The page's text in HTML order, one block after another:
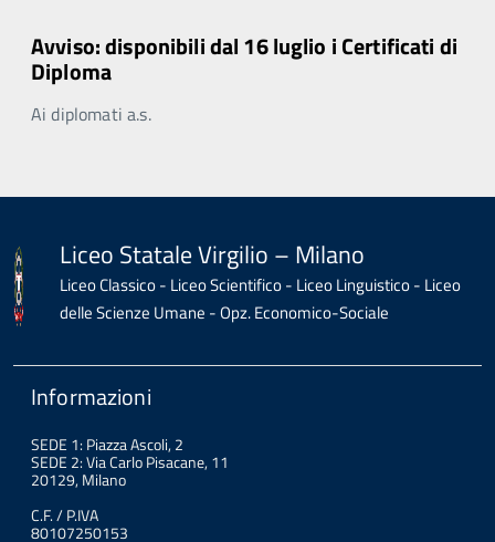
Avviso: disponibili dal 16 luglio i Certificati di
Diploma
Ai diplomati a.s.
Liceo Statale Virgilio – Milano
Liceo Classico - Liceo Scientifico - Liceo Linguistico - Liceo
delle Scienze Umane - Opz. Economico-Sociale
Informazioni
SEDE 1: Piazza Ascoli, 2
SEDE 2: Via Carlo Pisacane, 11
20129, Milano
C.F. / P.IVA
80107250153